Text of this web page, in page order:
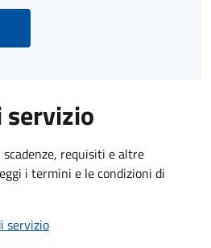
servizio
requisiti e altre
i termini e le condizioni di
servizio